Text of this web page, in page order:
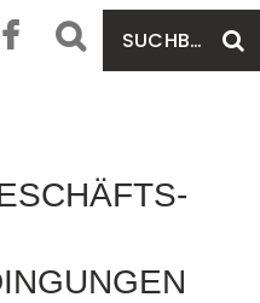
SUCHBEGRIFF
EINGEBEN